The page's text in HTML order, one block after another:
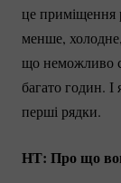
це приміщення
менше,
що неможливо
багато годин. І
перші рядки.
НТ: Про що